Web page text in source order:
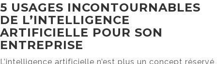
5 USAGES INCONTOURNABLES
DE L’INTELLIGENCE
ARTIFICIELLE POUR SON
ENTREPRISE
L’intelligence artificielle n’est plus un concept réservé